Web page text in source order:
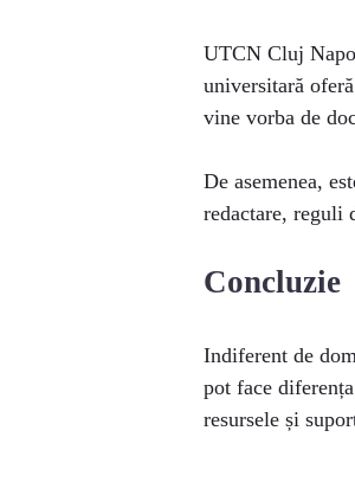
UTCN Cluj
universitară
vine vorba de
De asemenea,
redactare, reguli
Concluzie
Indiferent de
pot face
resursele și